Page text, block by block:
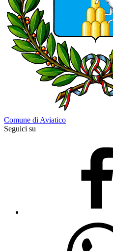
Comune di Aviatico
Seguici su